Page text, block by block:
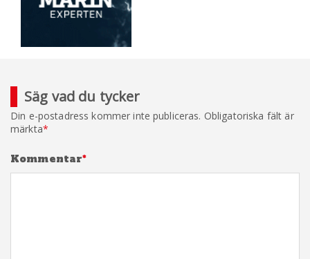
Säg vad du tycker
Din e-postadress kommer inte publiceras. Obligatoriska fält är
märkta*
Kommentar*